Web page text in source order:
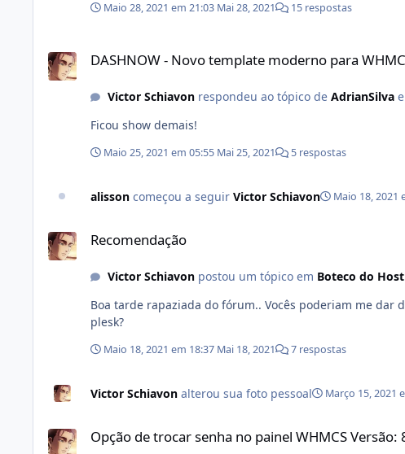
Maio 28, 2021 em 21:03 Mai 28, 2021 15 respostas
DASHNOW - Novo template moderno para
Victor Schiavonrespondeu ao tópico de AdrianSilva
Ficou show demais!
Maio 25, 2021 em 05:55 Mai 25, 2021 5 respostas
alisson começou a seguir Victor Schiavon Maio 18, 2021
Recomendação
Victor Schiavonpostou um tópico em Boteco do Host
Boa tarde rapaziada do fórum.. Vocês poderiam me dar dicas de qual lugar eu posso comprar uma revenda cpanel ou
plesk?
Maio 18, 2021 em 18:37 Mai 18, 2021 7 respostas
Victor Schiavon alterou sua foto pessoal Março 15, 2021
Opção de trocar senha no painel WHMCS Versão: